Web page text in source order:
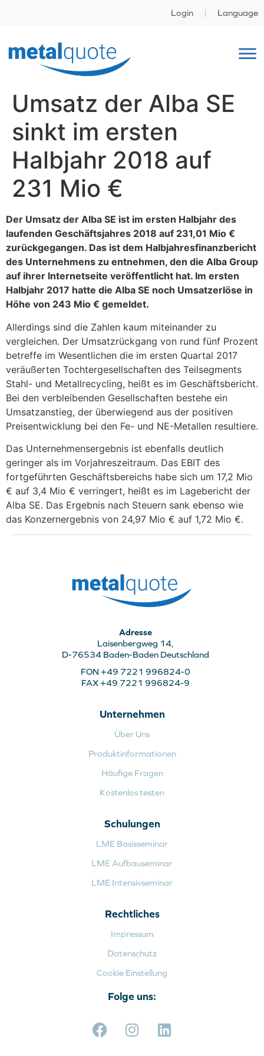
Login Language
Umsatz der Alba SE
sinkt im ersten
Halbjahr 2018 auf
231 Mio €
Der Umsatz der Alba SE ist im ersten Halbjahr des
laufenden Geschäftsjahres 2018 auf 231,01 Mio €
zurückgegangen. Das ist dem Halbjahresfinanzbericht
des Unternehmens zu entnehmen, den die Alba Group
auf ihrer Internetseite veröffentlicht hat. Im ersten
Halbjahr 2017 hatte die Alba SE noch Umsatzerlöse in
Höhe von 243 Mio € gemeldet.
Allerdings sind die Zahlen kaum miteinander zu
vergleichen. Der Umsatzrückgang von rund fünf Prozent
betreffe im Wesentlichen die im ersten Quartal 2017
veräußerten Tochtergesellschaften des Teilsegments
Stahl- und Metallrecycling, heißt es im Geschäftsbericht.
Bei den verbleibenden Gesellschaften bestehe ein
Umsatzanstieg, der überwiegend aus der positiven
Preisentwicklung bei den Fe- und NE-Metallen resultiere.
Das Unternehmensergebnis ist ebenfalls deutlich
geringer als im Vorjahreszeitraum. Das EBIT des
fortgeführten Geschäftsbereichs habe sich um 17,2 Mio
€ auf 3,4 Mio € verringert, heißt es im Lagebericht der
Alba SE. Das Ergebnis nach Steuern sank ebenso wie
das Konzernergebnis von 24,97 Mio € auf 1,72 Mio €.
Adresse
Laisenbergweg 14,
D-76534 Baden-Baden Deutschland
FON +49 7221 996824-0
FAX +49 7221 996824-9
Unternehmen
Über Uns
Produktinformationen
Häufige Fragen
Kostenlos testen
Schulungen
LME Basisseminar
LME Aufbauseminar
LME Intensivseminar
Rechtliches
Impressum
Datenschutz
Cookie Einstellung
Folge uns: